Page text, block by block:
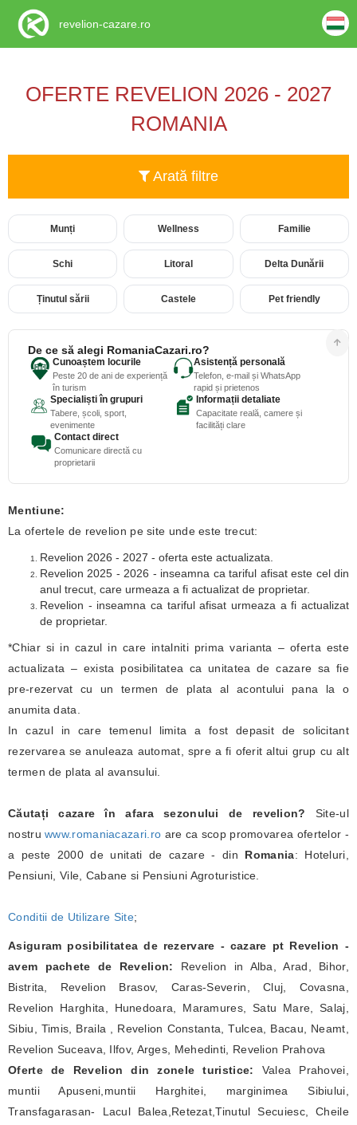
OFERTE REVELION 2026 - 2027
ROMANIA
Arată filtre
Munți Wellness Familie
Schi Litoral Delta Dunării
Ținutul sării Castele Pet friendly
De ce să alegi RomaniaCazari.ro?
Cunoaștem locurile
Peste 20 de ani de experiență
în turism
Asistență personală
Telefon, e-mail și WhatsApp
rapid și prietenos
Specialiști în grupuri
Tabere, școli, sport,
evenimente
Informații detaliate
Capacitate reală, camere și
facilități clare
Contact direct
Comunicare directă cu
proprietarii
Mentiune:
La ofertele de revelion pe site unde este trecut:
Revelion 2026 - 2027 - oferta este actualizata.
Revelion 2025 - 2026 - inseamna ca tariful afisat este cel din
anul trecut, care urmeaza a fi actualizat de proprietar.
Revelion - inseamna ca tariful afisat urmeaza a fi actualizat
de proprietar.
*Chiar si in cazul in care intalniti prima varianta – oferta este
actualizata – exista posibilitatea ca unitatea de cazare sa fie
pre-rezervat cu un termen de plata al acontului pana la o
anumita data.
In cazul in care temenul limita a fost depasit de solicitant
rezervarea se anuleaza automat, spre a fi oferit altui grup cu alt
termen de plata al avansului.
Căutați cazare în afara sezonului de revelion? Site-ul
nostruwww.romaniacazari.ro are ca scop promovarea ofertelor -
a peste 2000 de unitati de cazare - din Romania: Hoteluri,
Pensiuni, Vile, Cabane si Pensiuni Agroturistice.
Conditii de Utilizare Site;
Asiguram posibilitatea de rezervare - cazare pt Revelion -
avem pachete de Revelion: Revelion in Alba, Arad, Bihor,
Bistrita, Revelion Brasov, Caras-Severin, Cluj, Covasna,
Revelion Harghita, Hunedoara, Maramures, Satu Mare, Salaj,
Sibiu, Timis, Braila , Revelion Constanta, Tulcea, Bacau, Neamt,
Revelion Suceava, Ilfov, Arges, Mehedinti, Revelion Prahova
Oferte de Revelion din zonele turistice: Valea Prahovei,
muntii Apuseni,muntii Harghitei, marginimea Sibiului,
Transfagarasan- Lacul Balea,Retezat,Tinutul Secuiesc, Cheile
revelion-cazare.ro